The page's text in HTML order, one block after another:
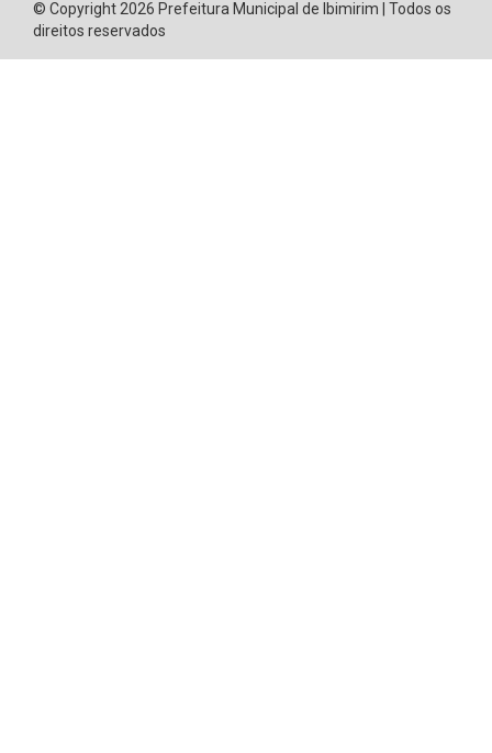
© Copyright 2026 Prefeitura Municipal de Ibimirim | Todos os
direitos reservados